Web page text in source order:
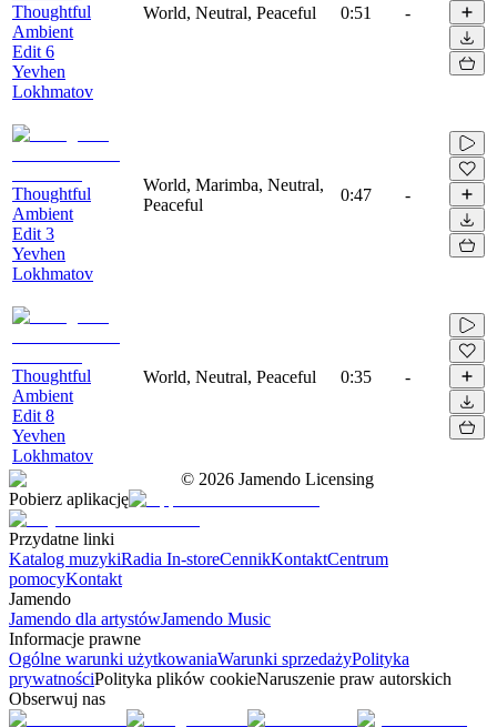
Thoughtful
Ambient
Edit 6
Yevhen
Lokhmatov
World, Neutral, Peaceful 0:51 -
Thoughtful
Ambient
Edit 3
Yevhen
Lokhmatov
World, Marimba, Neutral,
Peaceful
0:47 -
Thoughtful
Ambient
Edit 8
Yevhen
Lokhmatov
World, Neutral, Peaceful 0:35 -
© 2026 Jamendo Licensing
Pobierz aplikację
Przydatne linki
Katalog muzykiRadia In-storeCennikKontaktCentrum
pomocyKontakt
Jamendo
Jamendo dla artystówJamendo Music
Informacje prawne
Ogólne warunki użytkowaniaWarunki sprzedażyPolityka
prywatnościPolityka plików cookieNaruszenie praw autorskich
Obserwuj nas